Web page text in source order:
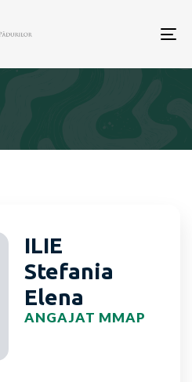
ILIE
Stefania
Elena
ANGAJAT MMAP